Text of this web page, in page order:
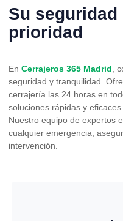
Su
prioridad
En Cerrajeros 365 Madrid ,
seguridad y tranquilidad.
cerrajería las 24 horas en
soluciones rápidas y
Nuestro equipo de expertos
cualquier emergencia,
intervención.